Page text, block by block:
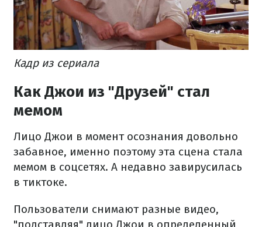
Кадр из сериала
Как Джои из "Друзей" стал
мемом
Лицо Джои в момент осознания довольно
забавное, именно поэтому эта сцена стала
мемом в соцсетях. А недавно завирусилась
в тиктоке.
Пользователи снимают разные видео,